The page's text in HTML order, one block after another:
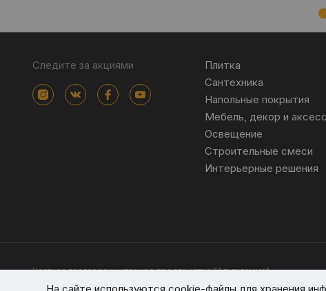
Следите за акциями
Плитка
Сантехника
Напольные покрытия
Мебель, декор и
Освещение
Строительные смеси
Интерьерные решения
Частное торговое унитарное предприятие "Альтагамма".